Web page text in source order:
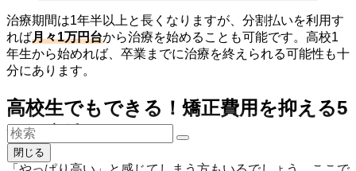
治療期間は1年半以上と長くなりますが、分割払いを利用す
れば月々1万円台から治療を始めることも可能です。高校1
年生から始めれば、卒業までに治療を終えられる可能性も十
分にあります。
高校生でもできる！矯正費用を抑える5
つの方法
閉じる